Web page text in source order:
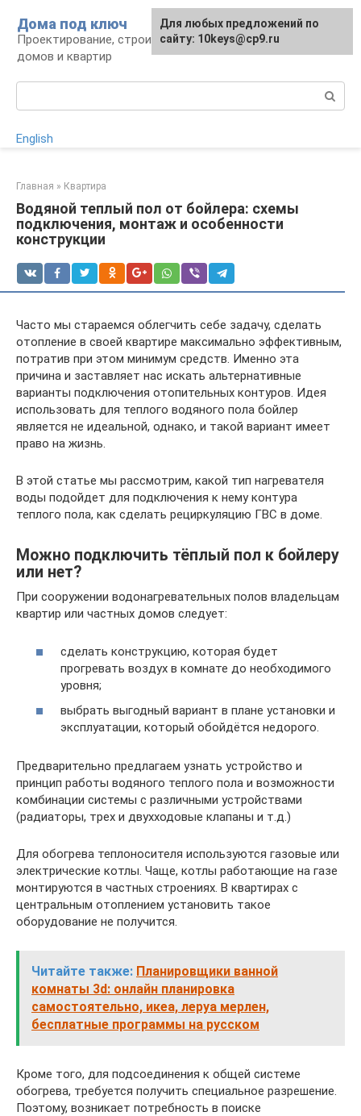
контенту
Дома под ключ
Проектирование, строительство и отделка
домов и квартир
English
Главная » Квартира
Водяной теплый пол от бойлера: схемы
подключения, монтаж и особенности
конструкции
Часто мы стараемся облегчить себе задачу, сделать
отопление в своей квартире максимально эффективным,
потратив при этом минимум средств. Именно эта
причина и заставляет нас искать альтернативные
варианты подключения отопительных контуров. Идея
использовать для теплого водяного пола бойлер
является не идеальной, однако, и такой вариант имеет
право на жизнь.
В этой статье мы рассмотрим, какой тип нагревателя
воды подойдет для подключения к нему контура
теплого пола, как сделать рециркуляцию ГВС в доме.
Можно подключить тёплый пол к бойлеру
или нет?
При сооружении водонагревательных полов владельцам
квартир или частных домов следует:
сделать конструкцию, которая будет
прогревать воздух в комнате до необходимого
уровня;
выбрать выгодный вариант в плане установки и
эксплуатации, который обойдётся недорого.
Предварительно предлагаем узнать устройство и
принцип работы водяного теплого пола и возможности
комбинации системы с различными устройствами
(радиаторы, трех и двухходовые клапаны и т.д.)
Для обогрева теплоносителя используются газовые или
электрические котлы. Чаще, котлы работающие на газе
монтируются в частных строениях. В квартирах с
центральным отоплением установить такое
оборудование не получится.
Читайте также: Планировщики ванной
комнаты 3d: онлайн планировка
самостоятельно, икеа, леруа мерлен,
бесплатные программы на русском
Кроме того, для подсоединения к общей системе
обогрева, требуется получить специальное разрешение.
Поэтому, возникает потребность в поиске
Для любых предложений по
сайту: 10keys@cp9.ru